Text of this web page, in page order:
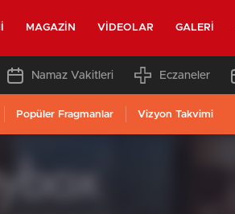
MAGAZIN VIDEOLAR GALERI
Namaz Vakitleri Eczaneler
Popüler Fragmanlar Vizyon Takvimi